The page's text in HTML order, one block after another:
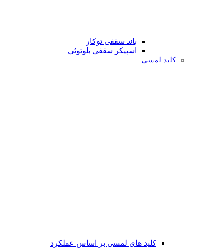
باند سقفی توکار
اسپیکر سقفی بلوتوثی
کلید لمسی
کلید های لمسی بر اساس عملکرد